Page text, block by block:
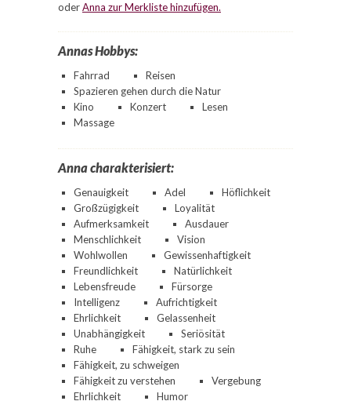
oderAnna zur Merkliste hinzufügen.
Annas Hobbys:
Fahrrad
Reisen
Spazieren gehen durch die Natur
Kino
Konzert
Lesen
Massage
Anna charakterisiert:
Genauigkeit Adel
Höflichkeit
Großzügigkeit
Loyalität
Aufmerksamkeit
Ausdauer
Menschlichkeit
Vision
Wohlwollen
Gewissenhaftigkeit
Freundlichkeit
Natürlichkeit
Lebensfreude
Fürsorge
Intelligenz
Aufrichtigkeit
Ehrlichkeit
Gelassenheit
Unabhängigkeit
Seriösität
Ruhe
Fähigkeit, stark zu sein
Fähigkeit, zu schweigen
Fähigkeit zu verstehen
Vergebung
Ehrlichkeit
Humor